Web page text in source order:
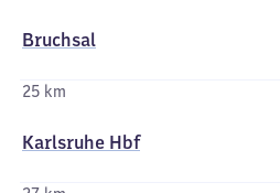
Bruchsal
25 km
Karlsruhe Hbf